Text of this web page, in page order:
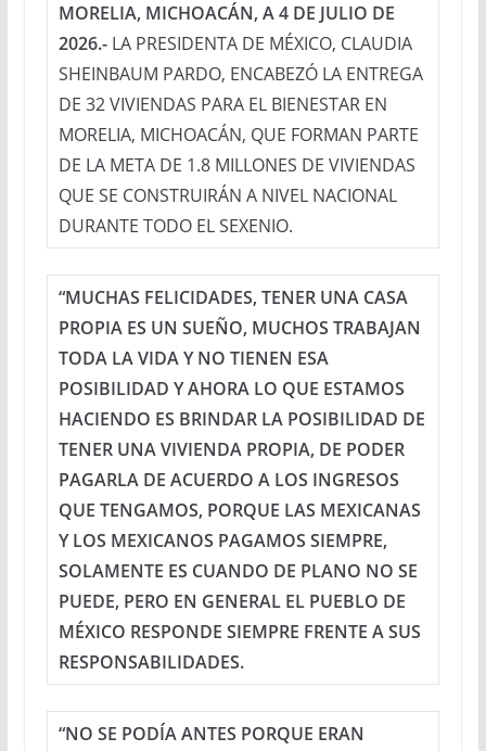
MORELIA, MICHOACÁN, A 4 DE JULIO DE
2026.-LA PRESIDENTA DE MÉXICO, CLAUDIA
SHEINBAUM PARDO, ENCABEZÓ LA ENTREGA
DE 32 VIVIENDAS PARA EL BIENESTAR EN
MORELIA, MICHOACÁN, QUE FORMAN PARTE
DE LA META DE 1.8 MILLONES DE VIVIENDAS
QUE SE CONSTRUIRÁN A NIVEL NACIONAL
DURANTE TODO EL SEXENIO.
“MUCHAS FELICIDADES, TENER UNA CASA
PROPIA ES UN SUEÑO, MUCHOS TRABAJAN
TODA LA VIDA Y NO TIENEN ESA
POSIBILIDAD Y AHORA LO QUE ESTAMOS
HACIENDO ES BRINDAR LA POSIBILIDAD DE
TENER UNA VIVIENDA PROPIA, DE PODER
PAGARLA DE ACUERDO A LOS INGRESOS
QUE TENGAMOS, PORQUE LAS MEXICANAS
Y LOS MEXICANOS PAGAMOS SIEMPRE,
SOLAMENTE ES CUANDO DE PLANO NO SE
PUEDE, PERO EN GENERAL EL PUEBLO DE
MÉXICO RESPONDE SIEMPRE FRENTE A SUS
RESPONSABILIDADES.
“NO SE PODÍA ANTES PORQUE ERAN